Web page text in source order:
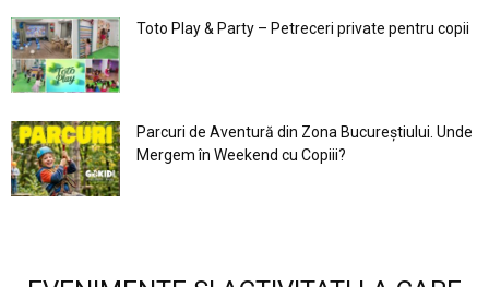
Toto Play & Party – Petreceri private pentru copii
Parcuri de Aventură din Zona Bucureştiului. Unde
Mergem în Weekend cu Copiii?